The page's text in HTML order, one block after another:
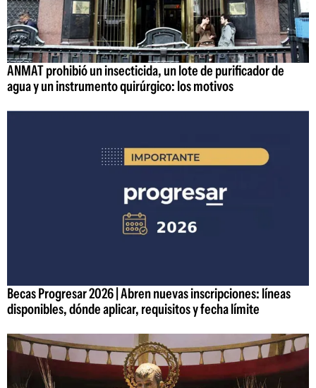
ANMAT prohibió un insecticida, un lote de purificador de
agua y un instrumento quirúrgico: los motivos
Becas Progresar 2026 | Abren nuevas inscripciones: líneas
disponibles, dónde aplicar, requisitos y fecha límite